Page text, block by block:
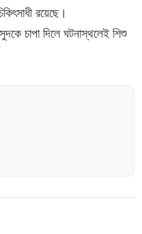
রয়েছে।
চাপা দিলে ঘটনাস্থলেই শিশু